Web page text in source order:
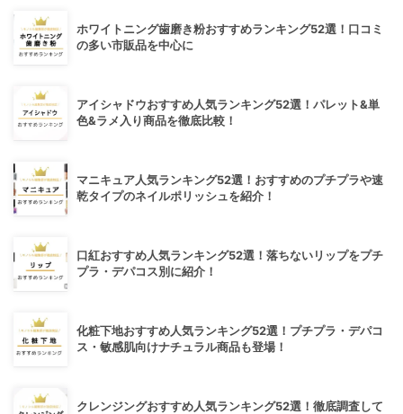
ホワイトニング歯磨き粉おすすめランキング52選！口コミ
の多い市販品を中心に
アイシャドウおすすめ人気ランキング52選！パレット&単
色&ラメ入り商品を徹底比較！
マニキュア人気ランキング52選！おすすめのプチプラや速
乾タイプのネイルポリッシュを紹介！
口紅おすすめ人気ランキング52選！落ちないリップをプチ
プラ・デパコス別に紹介！
化粧下地おすすめ人気ランキング52選！プチプラ・デパコ
ス・敏感肌向けナチュラル商品も登場！
クレンジングおすすめ人気ランキング52選！徹底調査して